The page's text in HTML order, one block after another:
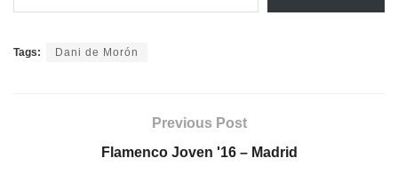
Tags: Dani de Morón
Previous Post
Flamenco Joven '16 – Madrid